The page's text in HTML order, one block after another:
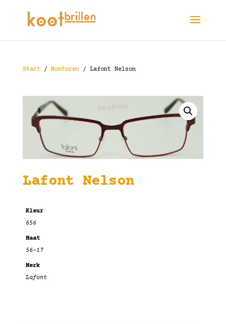
Start/ Monturen/ Lafont Nelson
Lafont Nelson
Kleur
656
Maat
56-17
Merk
Lafont